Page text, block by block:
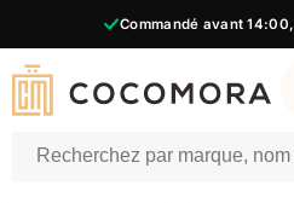
Commandé avant14:00,